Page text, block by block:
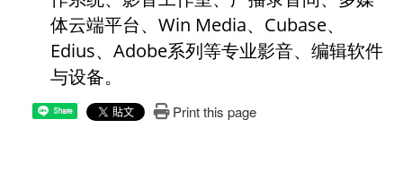
体云端平台、Win Media、Cubase、
Edius、Adobe系列等专业影音、编辑软件
与设备。
Share Print this page